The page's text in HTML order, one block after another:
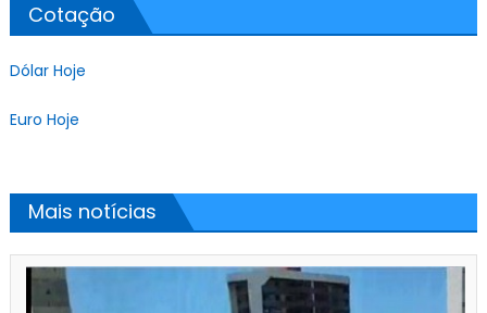
Cotação
Dólar Hoje
Euro Hoje
Mais notícias